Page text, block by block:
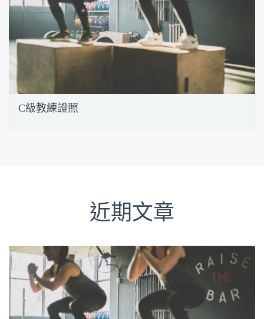
C級教練證照
近期文章